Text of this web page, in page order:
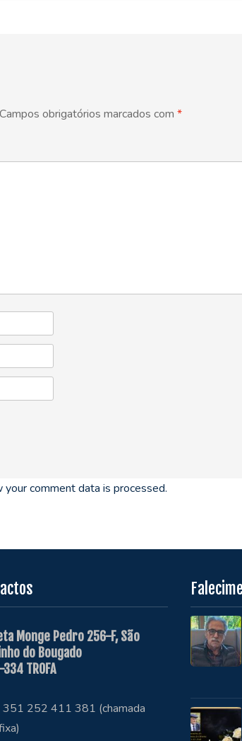
Campos obrigatórios marcados com *
your comment data is processed.
Monge Pedro 256-F, São
do Bougado
TROFA
351 252 411 381 (chamada